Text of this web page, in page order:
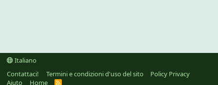
Italiano
Contattaci!
Termini e condizioni d'uso del sito
Policy Privacy
Aiuto
Home R